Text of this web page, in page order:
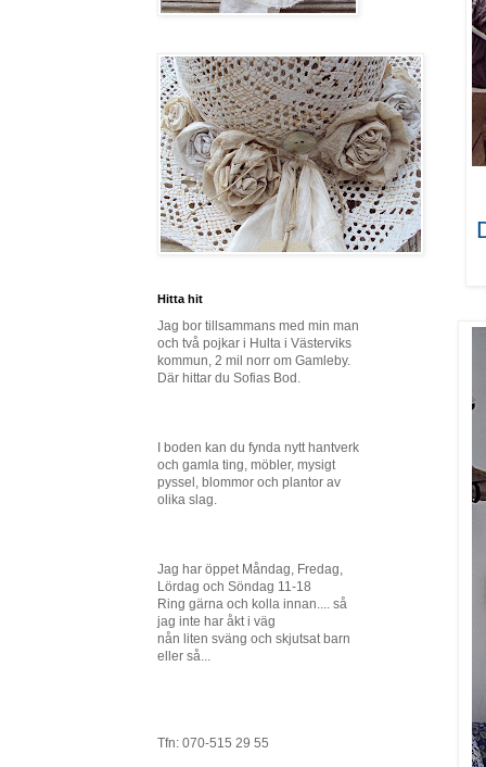
Hitta hit
Jag bor tillsammans med min man
och två pojkar i Hulta i Västerviks
kommun, 2 mil norr om Gamleby.
Där hittar du Sofias Bod.
I boden kan du fynda nytt hantverk
och gamla ting, möbler, mysigt
pyssel, blommor och plantor av
olika slag.
Jag har öppet Måndag, Fredag,
Lördag och Söndag 11-18
Ring gärna och kolla innan.... så
jag inte har åkt i väg
nån liten sväng och skjutsat barn
eller så...
Tfn: 070-515 29 55